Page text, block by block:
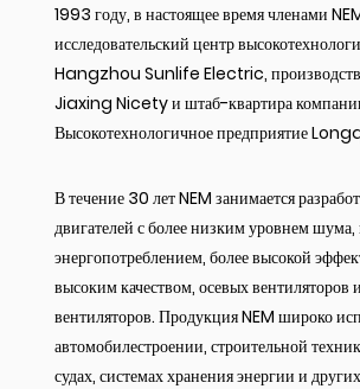
1993 году, в настоящее время членами
исследовательский центр
Hangzhou Sunlife Electric,
Jiaxing Nicety и штаб-квартира
Высокотехнологичное предприятие
В течение 30 лет NEM занимается
двигателей с более низким уровнем
энергопотреблением, более высокой
высоким качеством, осевых
вентиляторов. Продукция NEM широко
автомобилестроении, строительной
судах, системах хранения энергии и